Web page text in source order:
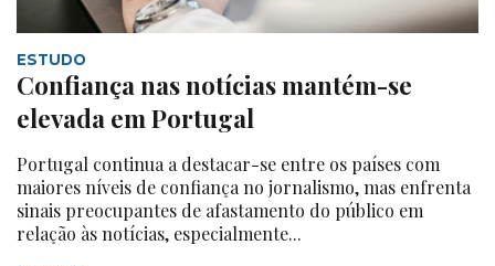
ESTUDO
Confiança nas notícias mantém-se
elevada em Portugal
Portugal continua a destacar-se entre os países com
maiores níveis de confiança no jornalismo, mas enfrenta
sinais preocupantes de afastamento do público em
relação às notícias, especialmente...